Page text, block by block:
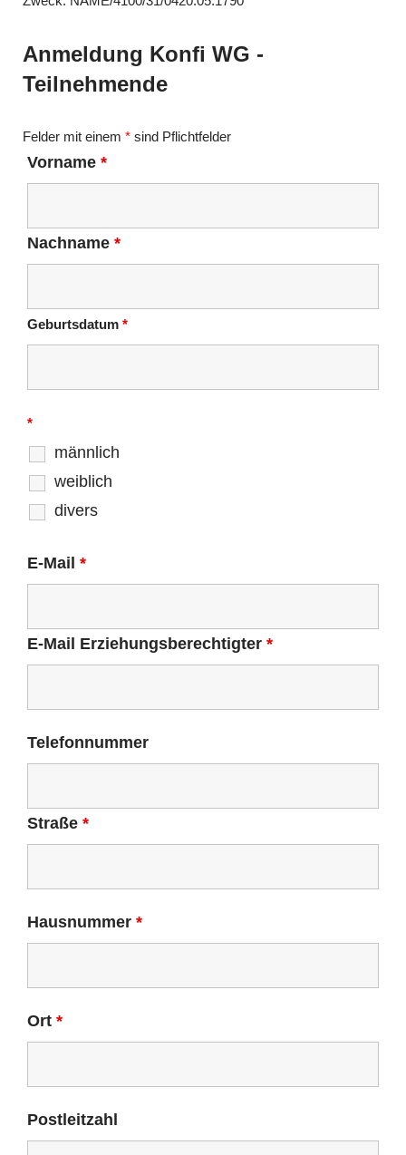
Anmeldung Konfi WG -
Teilnehmende
Felder mit einem * sind Pflichtfelder
Vorname *
Nachname *
Geburtsdatum *
*
männlich
weiblich
divers
E-Mail *
E-Mail Erziehungsberechtigter *
Telefonnummer
Straße *
Hausnummer *
Ort *
Postleitzahl